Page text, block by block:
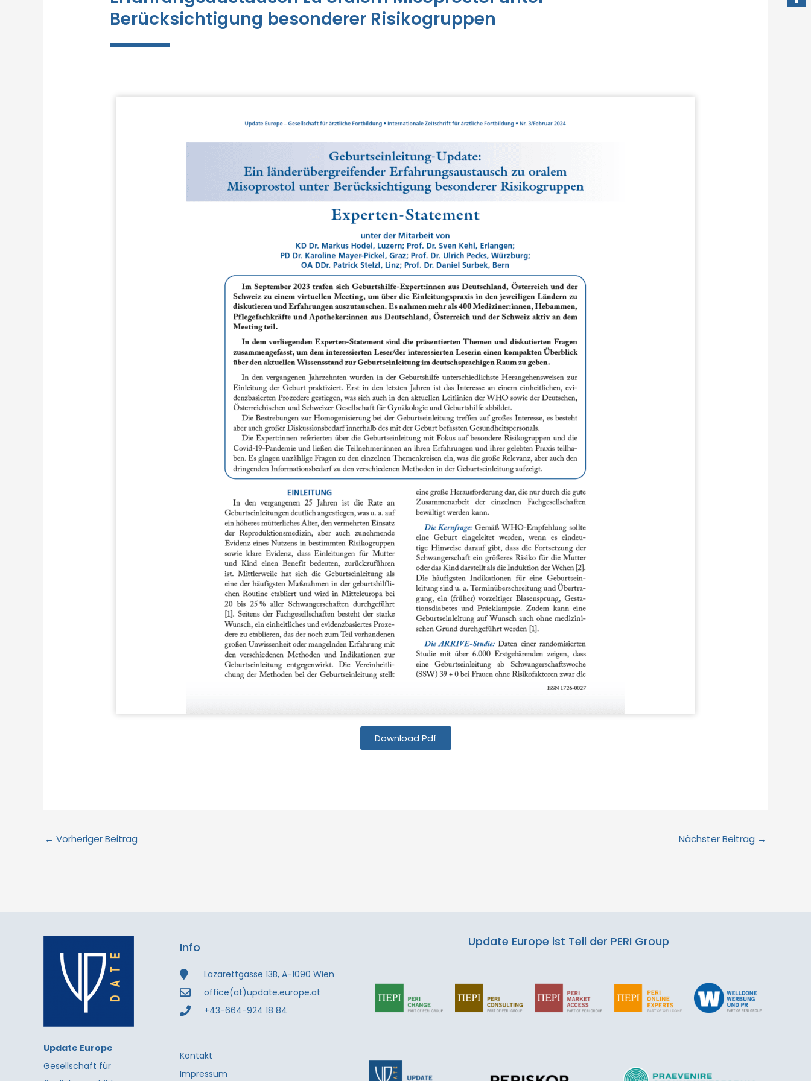
Berücksichtigung besonderer Risikogruppen
Download Pdf
← Vorheriger Beitrag Nächster Beitrag →
Update Europe
Gesellschaft für
Info
Lazarettgasse 13B, A-1090 Wien
office(at)update.europe.at
+43-664-924 18 84
Kontakt
Impressum
Update Europe ist Teil der PERI Group